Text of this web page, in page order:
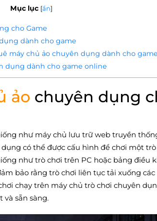
Mục lục [ẩn]
cho Game
dành cho game
máy chủ ảo chuyên dụng dành cho
dụng dành cho game online
ảo chuyên dụng
như máy chủ lưu trữ web truyền
có thể được cấu hình để chơi một
như trò chơi trên PC hoặc bảng điều
bảo rằng trò chơi liên tục tải xuống
chạy trên máy chủ trò chơi chuyên
sẵn sàng.